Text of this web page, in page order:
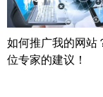
如何推广我的网站
位专家的建议！